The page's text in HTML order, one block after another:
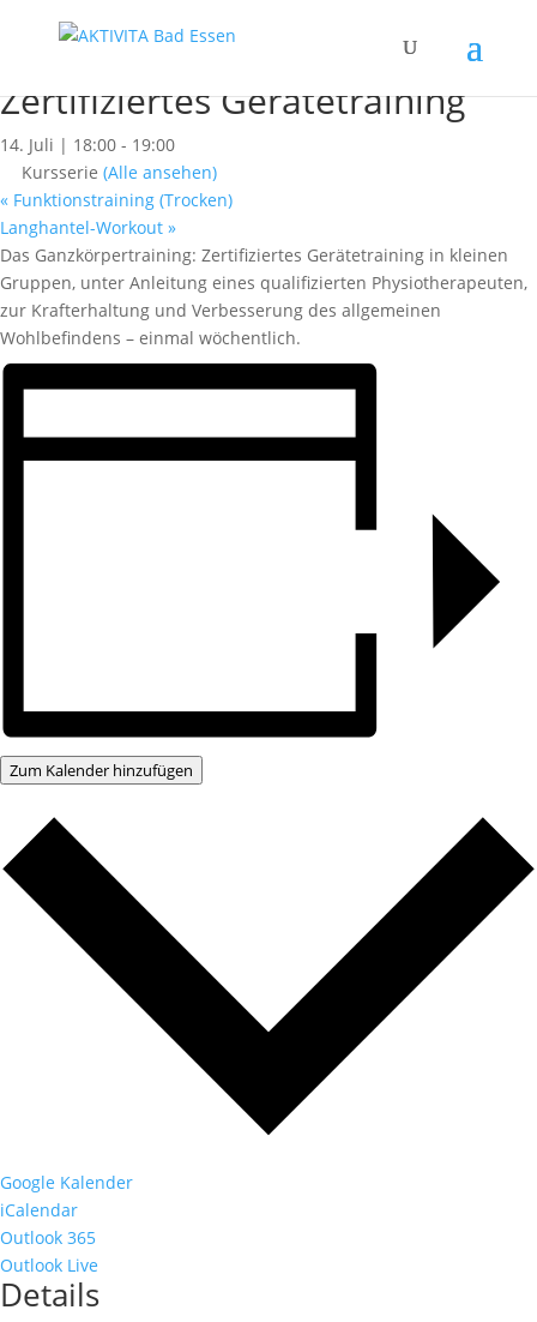
« Alle Kurse
Zertifiziertes Gerätetraining
14. Juli | 18:00 - 19:00
Kursserie (Alle ansehen)
« Funktionstraining (Trocken)
Langhantel-Workout »
Das Ganzkörpertraining: Zertifiziertes Gerätetraining in kleinen
Gruppen, unter Anleitung eines qualifizierten Physiotherapeuten,
zur Krafterhaltung und Verbesserung des allgemeinen
Wohlbefindens – einmal wöchentlich.
Zum Kalender hinzufügen
Google Kalender
iCalendar
Outlook 365
Outlook Live
Details